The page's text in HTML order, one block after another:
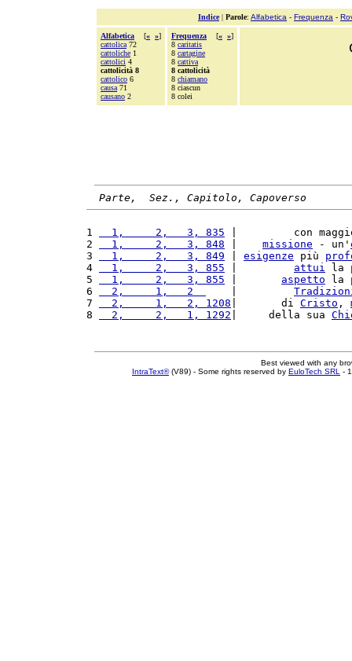
Indice| Parole: Alfabetica - Frequenza -
Alfabetica [« »]
cattolica 72
cattoliche 1
cattolici 4
cattolicità 8
cattolico 6
causa 71
causano 2
Frequenza [« »]
8 caritatis
8 cartagine
8 cattiva
8 cattolicità
8 chiamano
8 ciascun
8 colei
Parte,  Sez., Capitolo, Capoverso
1
  1,     2,   3, 835
|         con
2
  1,     2,   3, 848
missione - un'
3
  1,     2,   3, 849
esigenze più
4
  1,     2,   3, 855
attui la
5
  1,     2,   3, 855
aspetto la
6
  2,     1,   2
7
  2,     1,   2, 1208
|       di Cristo ,
8
  2,     2,   1, 1292
|     della sua
Best viewed with any
IntraText®(V89) - Some rights reserved by EuloTech SRL -